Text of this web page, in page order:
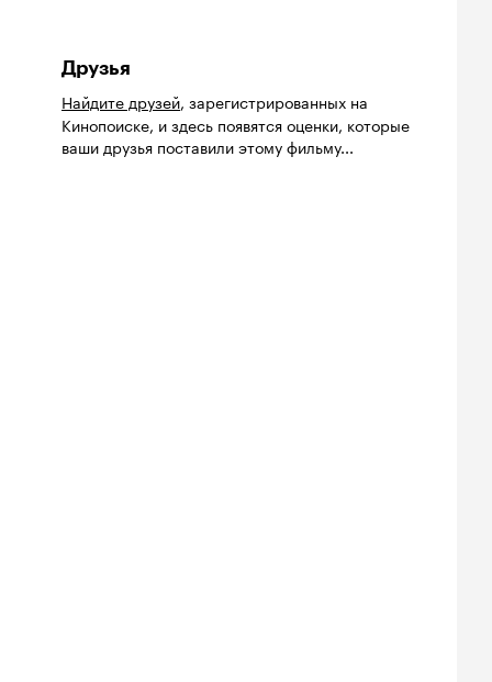
Друзья
Найдите друзей, зарегистрированных на
Кинопоиске, и здесь появятся оценки, которые
ваши друзья поставили этому фильму...